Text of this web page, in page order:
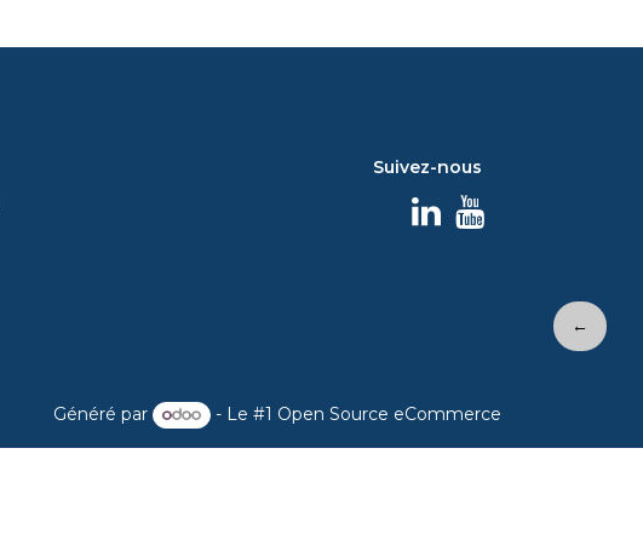
Suivez-nous
←
Généré par - Le #1 Open Source eCommerce